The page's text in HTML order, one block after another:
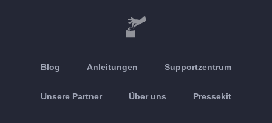
Blog Anleitungen Supportzentrum
Unsere Partner Über uns Pressekit